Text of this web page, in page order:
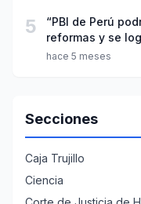
5
“PBI de Perú
reformas y se
hace 5 meses
Secciones
Caja Trujillo
Ciencia